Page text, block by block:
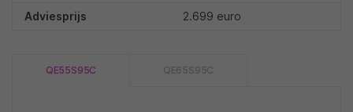
Adviesprijs 2.699 euro
QE55S95C QE65S95C